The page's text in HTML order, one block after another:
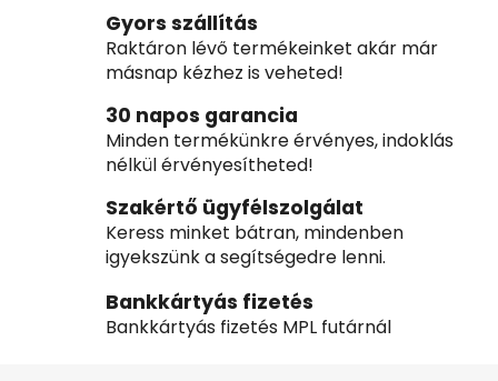
Gyors szállítás
Raktáron lévő termékeinket akár már
másnap kézhez is veheted!
30 napos garancia
Minden termékünkre érvényes, indoklás
nélkül érvényesítheted!
Szakértő ügyfélszolgálat
Keress minket bátran, mindenben
igyekszünk a segítségedre lenni.
Bankkártyás fizetés
Bankkártyás fizetés MPL futárnál